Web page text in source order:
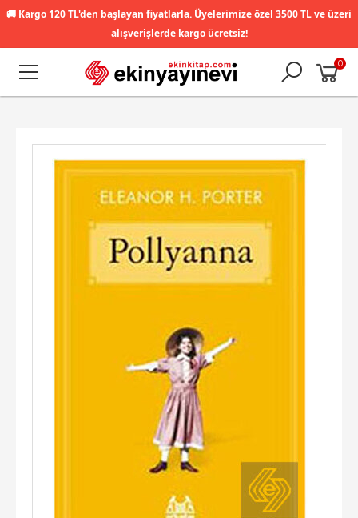
🚚 Kargo 120 TL'den başlayan fiyatlarla. Üyelerimize özel 3500 TL ve üzeri
alışverişlerde kargo ücretsiz!
0